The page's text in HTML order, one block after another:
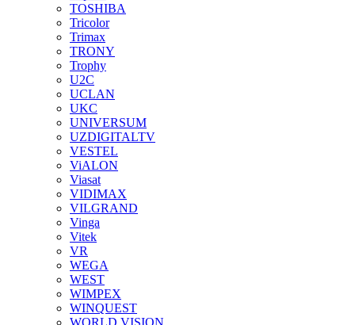
TOSHIBA
Tricolor
Trimax
TRONY
Trophy
U2C
UCLAN
UKC
UNIVERSUM
UZDIGITALTV
VESTEL
ViALON
Viasat
VIDIMAX
VILGRAND
Vinga
Vitek
VR
WEGA
WEST
WIMPEX
WINQUEST
WORLD VISION